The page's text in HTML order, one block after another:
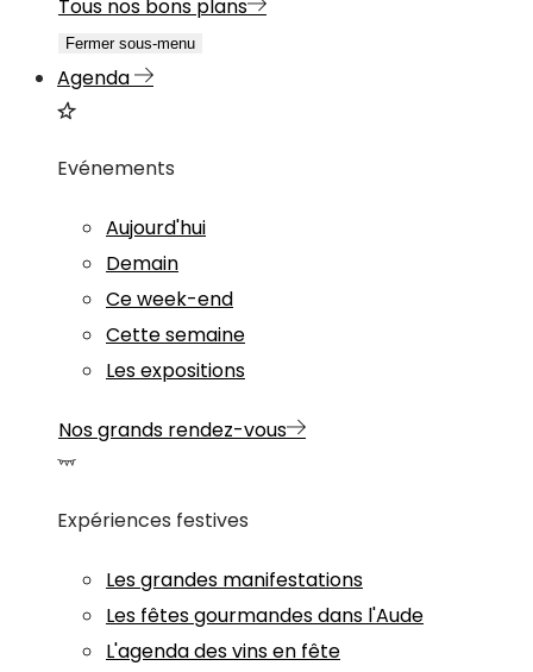
Tous nos bons plans
Fermer sous-menu
Agenda
Evénements
Aujourd'hui
Demain
Ce week-end
Cette semaine
Les expositions
Nos grands rendez-vous
Expériences festives
Les grandes manifestations
Les fêtes gourmandes dans l'Aude
L'agenda des vins en fête